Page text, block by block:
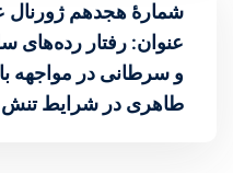
شمارۀ هجدهم ژورنال
عنوان: رفتار رده‌های
و سرطانی در مواجهه
طاهری در شرایط تنش